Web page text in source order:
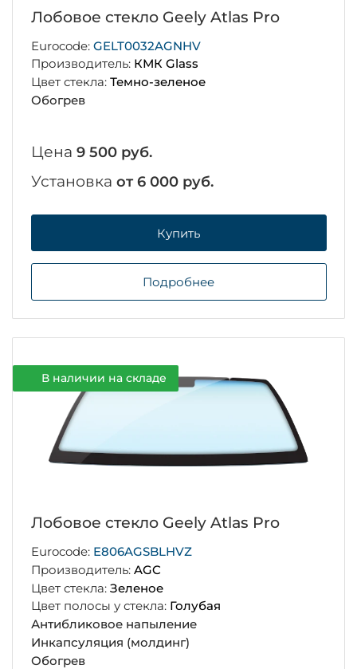
Лобовое стекло Geely Atlas Pro
Eurocode: GELT0032AGNHV
Производитель: КМК Glass
Цвет стекла: Темно-зеленое
Обогрев
Цена 9 500 руб.
Установка от 6 000 руб.
Купить
Подробнее
В наличии на складе
Лобовое стекло Geely Atlas Pro
Eurocode: E806AGSBLHVZ
Производитель: AGC
Цвет стекла: Зеленое
Цвет полосы у стекла: Голубая
Антибликовое напыление
Инкапсуляция (молдинг)
Обогрев